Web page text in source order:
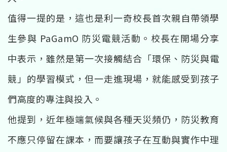
值得一提的是，這也是利一奇校長首次親自帶領學
生參與 PaGamO 防災電競活動。校長在開場分享
中表示，雖然是第一次接觸結合「環保、防災與電
競」的學習模式，但一走進現場，就能感受到孩子
們高度的專注與投入。
他提到，近年極端氣候與各種天災頻仍，防災教育
不應只停留在課本，而要讓孩子在互動與實作中理